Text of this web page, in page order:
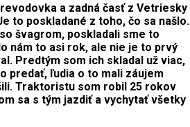
a zadná časť z Vetriesky
to poskladané z toho, čo sa našlo.
švagrom, poskladali sme to
nám to asi rok, ale nie je to prvý
Predtým som ich skladal už viac,
predať, ľudia o to mali záujem
Traktoristu som robil 25 rokov
sa s tým jazdiť a vychytať všetky